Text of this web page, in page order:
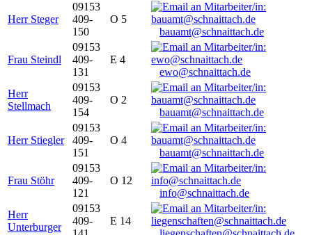
Herr Steger
09153
409-
150
O 5
bauamt@schnaittach.de
Frau Steindl
09153
409-
131
E 4
ewo@schnaittach.de
Herr
Stellmach
09153
409-
154
O 2
bauamt@schnaittach.de
Herr Stiegler
09153
409-
151
O 4
bauamt@schnaittach.de
Frau Stöhr
09153
409-
121
O 12
info@schnaittach.de
Herr
Unterburger
09153
409-
E 14